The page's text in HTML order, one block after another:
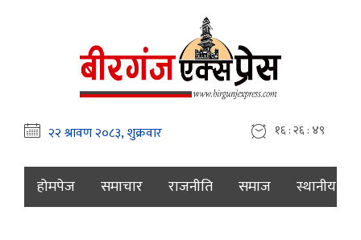
१६ : २६ : ५०
होमपेज समाचार राजनीति समाज स्थानीय